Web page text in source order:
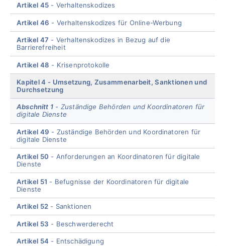
Artikel 45 Verhaltenskodizes
Artikel 46 Verhaltenskodizes für Online-Werbung
Artikel 47
Verhaltenskodizes in Bezug auf die
Barrierefreiheit
Artikel 48 Krisenprotokolle
Kapitel 4
Umsetzung, Zusammenarbeit, Sanktionen und
Durchsetzung
Abschnitt 1
Zuständige Behörden und Koordinatoren für
digitale Dienste
Artikel 49
Zuständige Behörden und Koordinatoren für
digitale Dienste
Artikel 50
Anforderungen an Koordinatoren für digitale
Dienste
Artikel 51
Befugnisse der Koordinatoren für digitale
Dienste
Artikel 52 Sanktionen
Artikel 53 Beschwerderecht
Artikel 54 Entschädigung